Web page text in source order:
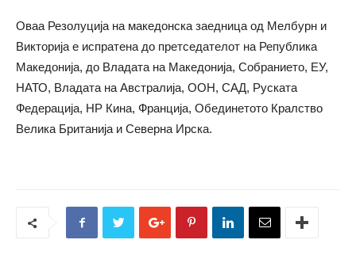
Оваа Резолуција на македонска заедница од Мелбурн и
Викторија е испратена до претседателот на Република
Македонија, до Владата на Македонија, Собранието, ЕУ,
НАТО, Владата на Австралија, ООН, САД, Руската
Федерација, НР Кина, Франција, Обединетото Кралство
Велика Британија и Северна Ирска.